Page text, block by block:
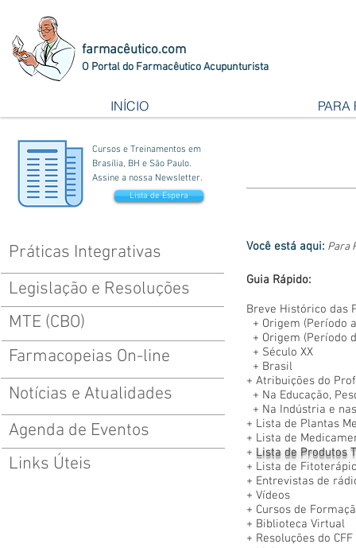
farmacêutico.com
O Portal do Farmacêutico Acupunturista
INÍCIO PARA
Cursos e Treinamentos em
Brasília, BH e São Paulo.
Assine a nossa Newsletter.
Lista de Espera
Práticas Integrativas
Legislação e Resoluções
MTE (CBO)
Farmacopeias On-line
Notícias e Atualidades
Agenda de Eventos
Links Úteis
Você está aqui: Para
Guia Rápido:
Breve Histórico das
+ Origem (Período
+ Origem (Período
+ Século XX
+ Brasil
+ Atribuições do
+ Na Educação,
+ Na Indústria e
+ Lista de Plantas
+ Lista de
+ Lista de Produtos
+ Lista de
+ Entrevistas de
+ Vídeos
+ Cursos de
+ Biblioteca Virtual
+ Resoluções do CFF